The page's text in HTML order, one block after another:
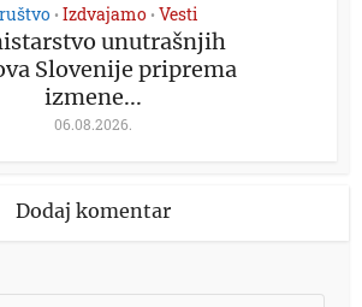
• Izdvajamo • Vesti
unutrašnjih
Slovenije priprema
izmene...
06.08.2026.
Dodaj komentar